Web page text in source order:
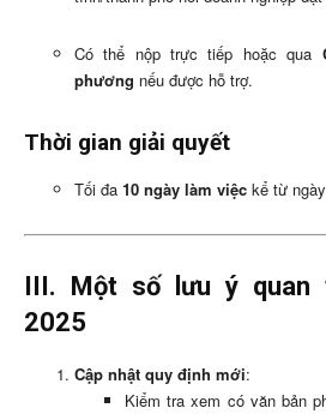
Có thể nộp trực tiếp hoặc qua
phương nếu được hỗ trợ.
Thời gian giải quyết
Tối đa 10 ngày làm việc kể từ
III. Một số lưu ý quan
2025
Cập nhật quy định mới:
Kiểm tra xem có văn bản